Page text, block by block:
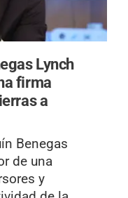
Lynch
firma
a
Benegas
de una
y